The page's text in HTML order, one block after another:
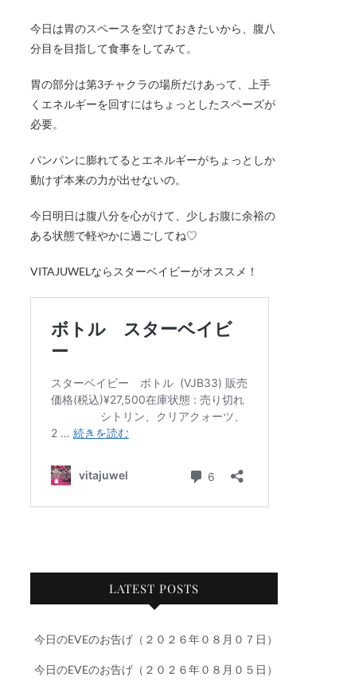
今日は胃のスペースを空けておきたいから、腹八
分目を目指して食事をしてみて。
胃の部分は第3チャクラの場所だけあって、上手
くエネルギーを回すにはちょっとしたスペーズが
必要。
パンパンに膨れてるとエネルギーがちょっとしか
動けず本来の力が出せないの。
今日明日は腹八分を心がけて、少しお腹に余裕の
ある状態で軽やかに過ごしてね♡
VITAJUWELならスターベイビーがオススメ！
LATEST POSTS
今日のEVEのお告げ（２０２６年０８月０７日）
今日のEVEのお告げ（２０２６年０８月０５日）